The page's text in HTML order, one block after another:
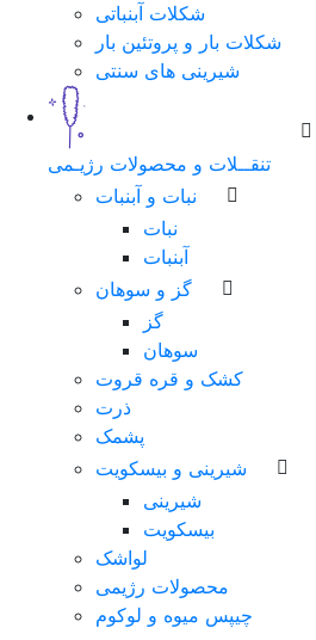
شکلات آبنباتی
شکلات بار و پروتئین بار
شیرینی های سنتی
تنقــلات و محصولات رژیـمی
نبات و آبنبات
نبات
آبنبات
گز و سوهان
گز
سوهان
کشک و قره قروت
ذرت
پشمک
شیرینی و بیسکویت
شیرینی
بیسکویت
لواشک
محصولات رژیمی
چیپس میوه و لوکوم